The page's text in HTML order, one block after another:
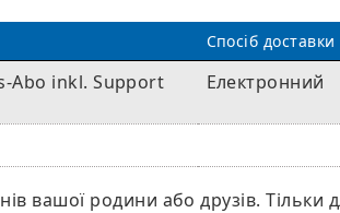
Спосіб доставки
Abo inkl. Support
Електронний
вашої родини або друзів. Тільки